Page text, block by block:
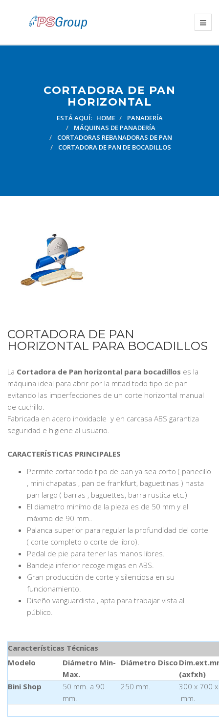
CORTADORA DE PAN
HORIZONTAL
ESTÁ AQUÍ: HOME
PANADERÍA
MÁQUINAS DE PANADERÍA
CORTADORAS REBANADORAS DE PAN
CORTADORA DE PAN DE BOCADILLOS
CORTADORA DE PAN
HORIZONTAL PARA BOCADILLOS
La Cortadora de Pan horizontal para bocadillos es la
máquina ideal para abrir por la mitad todo tipo de pan
evitando las imperfecciones de un corte horizontal manual
de cuchillo.
Fabricada en acero inoxidable y en carcasa ABS garantiza
seguridad e higiene al usuario.
CARACTERÍSTICAS PRINCIPALES
Permite cortar todo tipo de pan ya sea corto ( panecillo
, mini chapatas , pan de frankfurt, baguettinas ) hasta
pan largo ( barras , baguettes, barra rustica etc.)
El diametro minímo de la pieza es de 50 mm y el
máximo de 90 mm..
Palanca superior para regular la profundidad del corte
( corte completo o corte de libro).
Pedal de pie para tener las manos libres.
Bandeja inferior recoge migas en ABS.
Gran producción de corte y silenciosa en su
funcionamiento.
Diseño vanguardista , apta para trabajar vista al
público.
Características Técnicas
Modelo
Diámetro Min-
Max.
Diámetro Disco
(axfxh)
Bini Shop
50 mm. a 90
mm.
250 mm.
300 x 700
mm.